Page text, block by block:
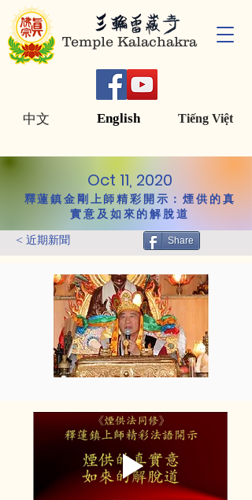
Temple Kalachakra
English Tiếng Việt
中文
Oct 11, 2020
釋蓮鎮金剛上師精彩開示：煙供的真
實意及如來的解脫道
< 近期新聞 Share